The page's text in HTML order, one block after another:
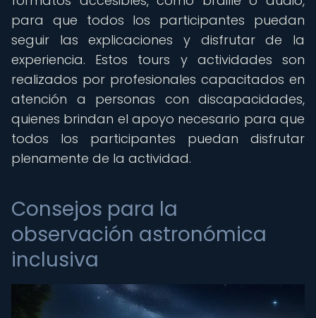
para que todos los participantes puedan
seguir las explicaciones y disfrutar de la
experiencia. Estos tours y actividades son
realizados por profesionales capacitados en
atención a personas con discapacidades,
quienes brindan el apoyo necesario para que
todos los participantes puedan disfrutar
plenamente de la actividad.
Consejos para la
observación astronómica
inclusiva